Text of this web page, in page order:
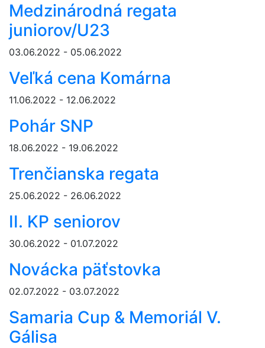
Medzinárodná regata
juniorov/U23
03.06.2022 - 05.06.2022
Veľká cena Komárna
11.06.2022 - 12.06.2022
Pohár SNP
18.06.2022 - 19.06.2022
Trenčianska regata
25.06.2022 - 26.06.2022
II. KP seniorov
30.06.2022 - 01.07.2022
Novácka päťstovka
02.07.2022 - 03.07.2022
Samaria Cup & Memoriál V.
Gálisa